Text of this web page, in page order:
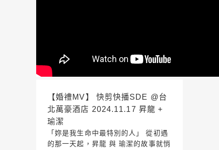
【婚禮MV】 快剪快播SDE @台
北萬豪酒店 2024.11.17 昇龍 +
瑜潔
「妳是我生命中最特別的人」 從初遇
的那一天起，昇龍 與 瑜潔的故事就悄